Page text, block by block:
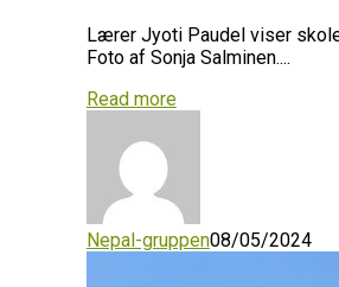
Lærer Jyoti Paudel viser
Foto af Sonja Salminen....
Read more
Nepal-gruppen08/05/2024